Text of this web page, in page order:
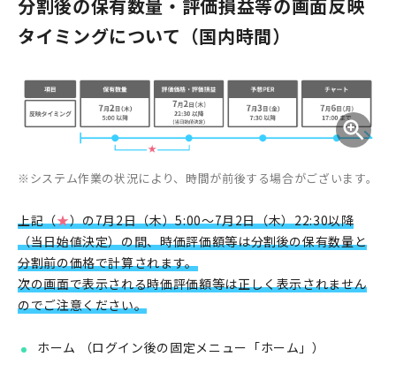
分割後の保有数量・評価損益等の画面反映
タイミングについて（国内時間）
システム作業の状況により、時間が前後する場合がございます。
上記（★）の7月2日（木）5:00～7月2日（木）22:30以降
（当日始値決定）の間、時価評価額等は分割後の保有数量と
分割前の価格で計算されます。
次の画面で表示される時価評価額等は正しく表示されません
のでご注意ください。
ホーム （ログイン後の固定メニュー「ホーム」）